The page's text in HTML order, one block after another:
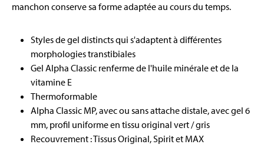
manchon conserve sa forme adaptée au cours du temps.
Styles de gel distincts qui s'adaptent à différentes
morphologies transtibiales
Gel Alpha Classic renferme de l'huile minérale et de la
vitamine E
Thermoformable
Alpha Classic MP, avec ou sans attache distale, avec gel 6
mm, profil uniforme en tissu original vert / gris
Recouvrement : Tissus Original, Spirit et MAX